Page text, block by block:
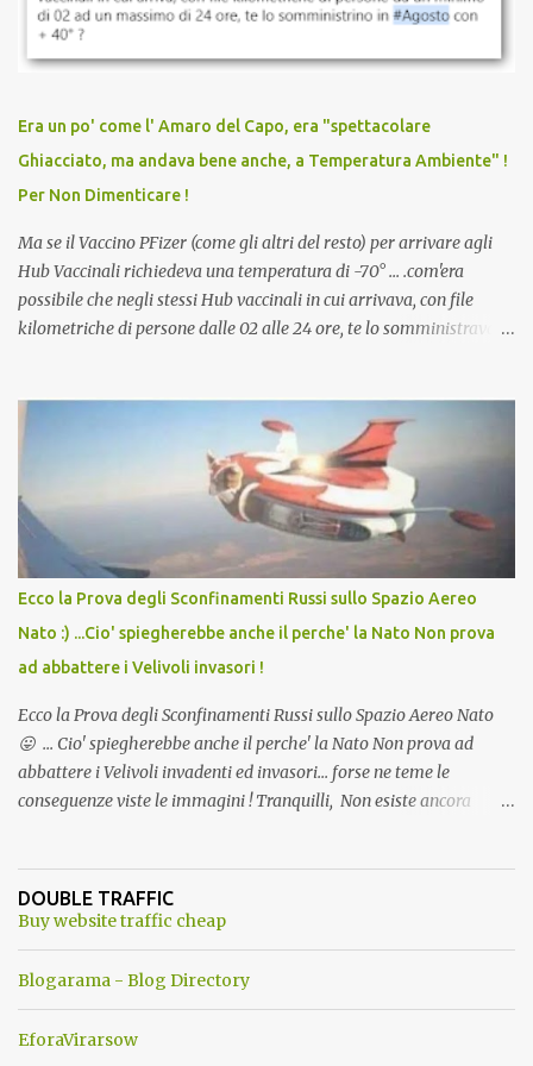
vaccinato, nessuno aveva prima cercato di farti sentire una
persona cattiva. Non avevamo mai visto un vaccino che minacci le
vaccino usato per minacciare i mezzi di sussistenza, il lavoro o la
scuola. Non avevamo mai visto un vaccino che permettesse a un
dodicenne di ignorare il consenso dei genitori. Dopo tutti i vaccini
che abbiamo elencato sopra...
Era un po' come l' Amaro del Capo, era "spettacolare
Ghiacciato, ma andava bene anche, a Temperatura Ambiente" !
Per Non Dimenticare !
Ma se il Vaccino PFizer (come gli altri del resto) per arrivare agli
Hub Vaccinali richiedeva una temperatura di -70° ... .com'era
possibile che negli stessi Hub vaccinali in cui arrivava, con file
kilometriche di persone dalle 02 alle 24 ore, te lo somministravano
Vaccino come: l' Amaro del Capo, era "spettacolare Ghiacciato, ma
andava bene anche, a Temperatura Ambiente"! Riproponiamo
l'articolo per NON Dimenticare!
Ecco la Prova degli Sconfinamenti Russi sullo Spazio Aereo
Nato :) ...Cio' spiegherebbe anche il perche' la Nato Non prova
ad abbattere i Velivoli invasori !
Ecco la Prova degli Sconfinamenti Russi sullo Spazio Aereo Nato
😛 ... Cio' spiegherebbe anche il perche' la Nato Non prova ad
abbattere i Velivoli invadenti ed invasori... forse ne teme le
conseguenze viste le immagini ! Tranquilli, Non esiste ancora
ancora una fantasia Nato o forse una "False Flag", per provocare
una guerra mondiale che difficilmente da menti sane, potrebbe
DOUBLE TRAFFIC
Buy website traffic cheap
Blogarama - Blog Directory
EforaVirarsow